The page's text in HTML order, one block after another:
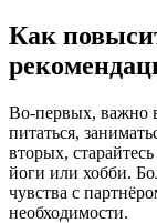
Как
Во-первых, важно
питаться,
вторых,
йоги или хобби.
чувства с
необходимости.